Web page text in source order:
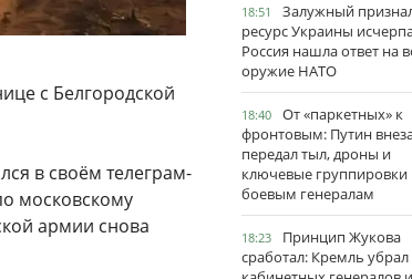
с Белгородской
в своём телеграм-
московскому
армии снова
18:51
Залужный
ресурс Украины
Россия нашла ответ на
оружие НАТО
18:40
От «паркетных» к
фронтовым: Путин
передал тыл, дроны и
ключевые группировки
боевым генералам
18:23
Принцип Жукова
сработал: Кремль убрал